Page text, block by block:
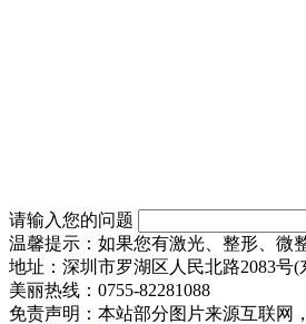
请输入您的问题
温馨提示：如果您有激光、整形、微
地址：深圳市罗湖区人民北路2083号
美丽热线：0755-82281088
免责声明：本站部分图片来源互联网